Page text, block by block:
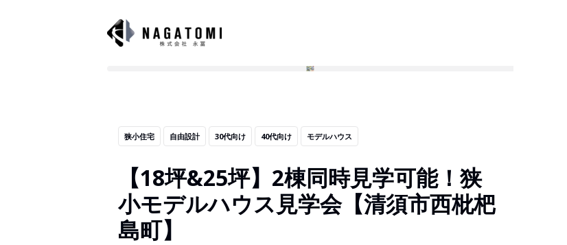
狭小住宅 自由設計 30代向け 40代向け モデルハウス
【18坪&25坪】2棟同時見学可能！狭
小モデルハウス見学会【清須市西枇杷
島町】